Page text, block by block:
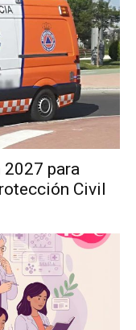
para
Civil